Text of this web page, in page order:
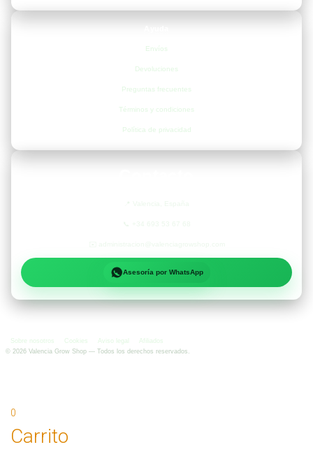
Envíos
Devoluciones
Preguntas frecuentes
Términos y condiciones
Política de privacidad
Asesoría por WhatsApp
Sobre nosotros Cookies Aviso legal
Afiliados
© 2026 Valencia Grow Shop — Todos los derechos reservados.
0
Carrito